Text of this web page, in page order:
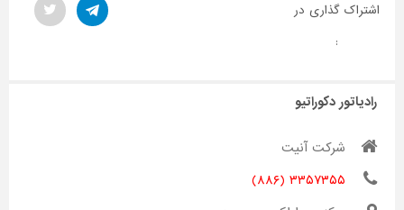
اشتراک گذاری در
:
رادیاتور دکوراتیو
شرکت آنیت
۳۳۵۷۳۵۵ (۸۸۶)